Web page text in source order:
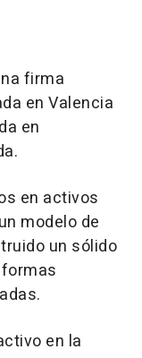
firma
en Valencia
en
en activos
modelo de
un sólido
en la